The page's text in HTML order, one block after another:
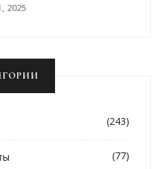
2025
(243)
(77)